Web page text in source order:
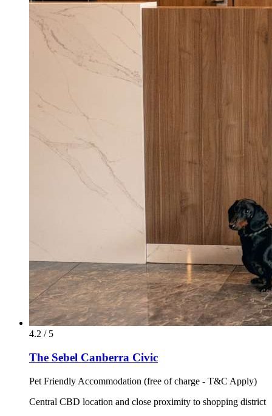
4.2 / 5
The Sebel Canberra Civic
Pet Friendly Accommodation (free of charge - T&C Apply)
Central CBD location and close proximity to shopping district